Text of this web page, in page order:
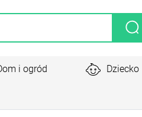
i ogród Dziecko